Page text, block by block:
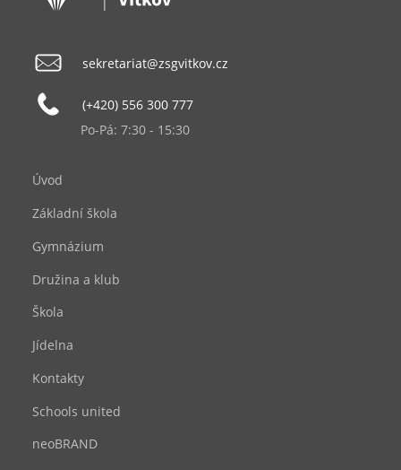
sekretariat@zsgvitkov.cz
(+420) 556 300 777
Po-Pá: 7:30 - 15:30
Úvod
Základní škola
Gymnázium
Družina a klub
Škola
Jídelna
Kontakty
Schools united
neoBRAND